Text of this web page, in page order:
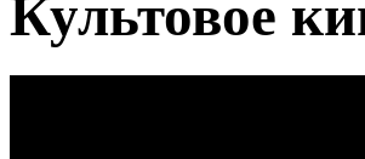
Культовое